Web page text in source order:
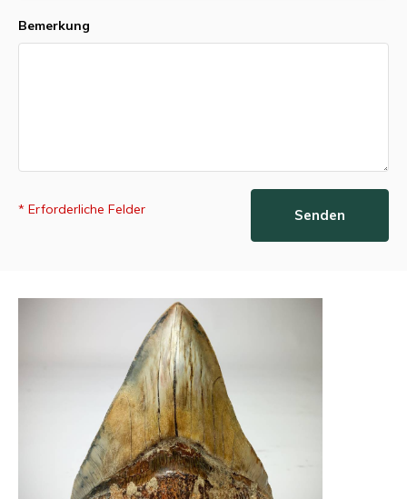
Bemerkung
* Erforderliche Felder Senden